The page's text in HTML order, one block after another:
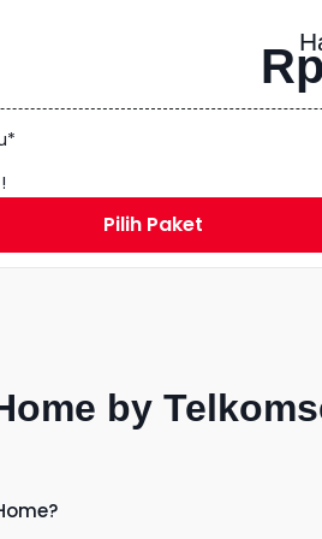
Pilih Paket
by